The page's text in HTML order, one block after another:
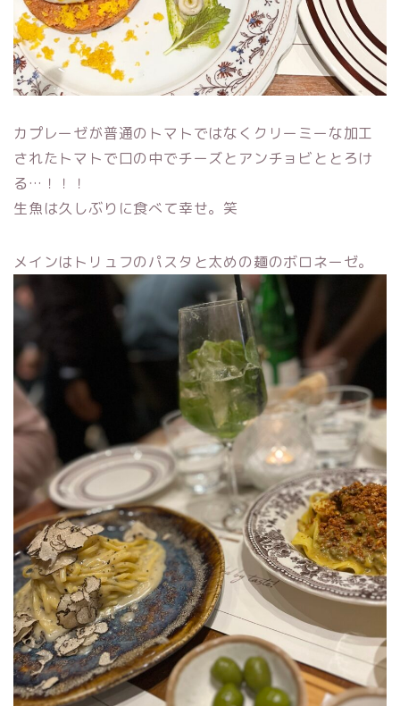
カプレーゼが普通のトマトではなくクリーミーな加工
されたトマトで口の中でチーズとアンチョビととろけ
る…！！！
生魚は久しぶりに食べて幸せ。笑
メインはトリュフのパスタと太めの麺のボロネーゼ。